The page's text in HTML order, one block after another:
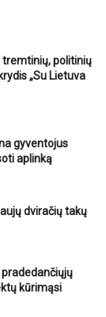
politinių
„Su Lietuva
gyventojus
aplinką
dviračių takų
kūrimąsi